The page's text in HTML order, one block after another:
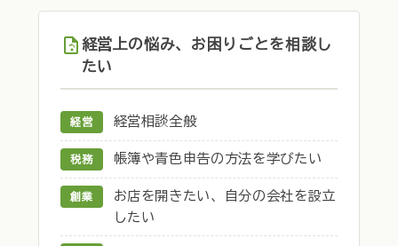
経営上の悩み、お困りごとを相談し
たい
経営 経営相談全般
税務 帳簿や青色申告の方法を学びたい
創業
お店を開きたい、自分の会社を設立
したい